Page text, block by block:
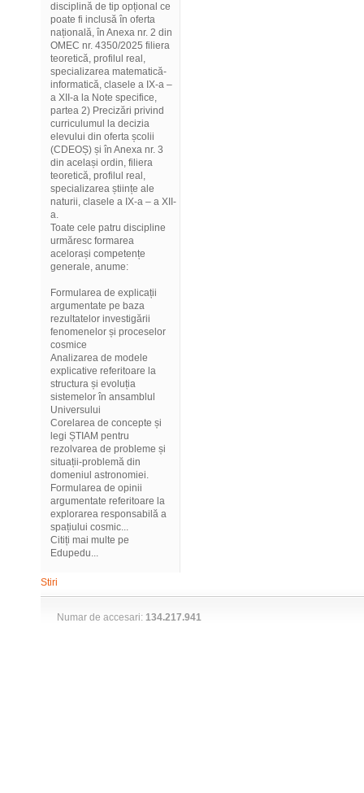
disciplină de tip opțional ce
poate fi inclusă în oferta
națională, în Anexa nr. 2 din
OMEC nr. 4350/2025 filiera
teoretică, profilul real,
specializarea matematică-
informatică, clasele a IX-a –
a XII-a la Note specifice,
partea 2) Precizări privind
curriculumul la decizia
elevului din oferta școlii
(CDEOȘ) și în Anexa nr. 3
din același ordin, filiera
teoretică, profilul real,
specializarea științe ale
naturii, clasele a IX-a – a XII-
a.
Toate cele patru discipline
urmăresc formarea
acelorași competențe
generale, anume:
Formularea de explicații
argumentate pe baza
rezultatelor investigării
fenomenelor și proceselor
cosmice
Analizarea de modele
explicative referitoare la
structura și evoluția
sistemelor în ansamblul
Universului
Corelarea de concepte și
legi ȘTIAM pentru
rezolvarea de probleme și
situații-problemă din
domeniul astronomiei.
Formularea de opinii
argumentate referitoare la
explorarea responsabilă a
spațiului cosmic...
Citiți mai multe pe
Edupedu...
Stiri
Numar de accesari: 134.217.941